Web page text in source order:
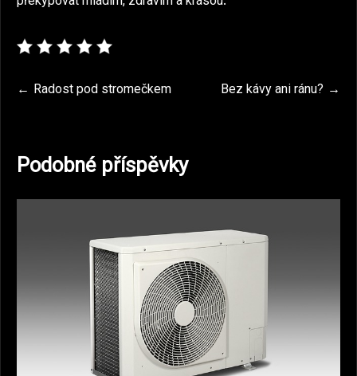
Navigace
příspěvek
Radost pod stromečkem Bez kávy ani ránu?
Podobné příspěvky